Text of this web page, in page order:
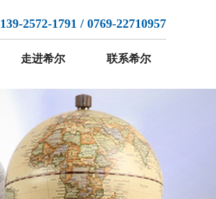
139-2572-1791 / 0769-22710957
走进希尔 联系希尔